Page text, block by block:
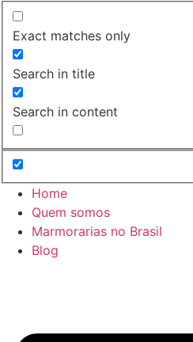
Exact matches only
Search in title
Search in content
Home
Quem somos
Marmorarias no Brasil
Blog